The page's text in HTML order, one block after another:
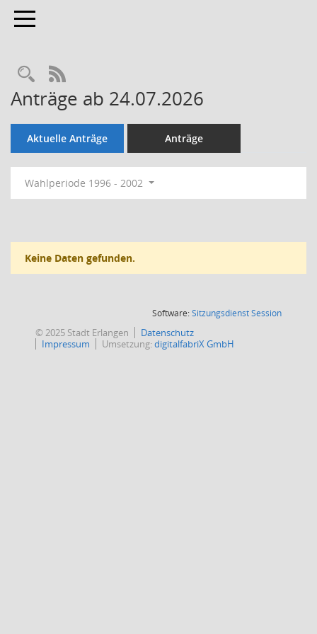
Toggle navigation
Rechercheauswahl
RSS-Feed
Anträge ab 24.07.2026
Aktuelle Anträge Anträge
Wahlperiode 1996 - 2002
Keine Daten gefunden.
Software:SitzungsdienstSession(Wird in
© 2025 Stadt Erlangen
Datenschutz
Impressum
Umsetzung:digitalfabriX GmbH